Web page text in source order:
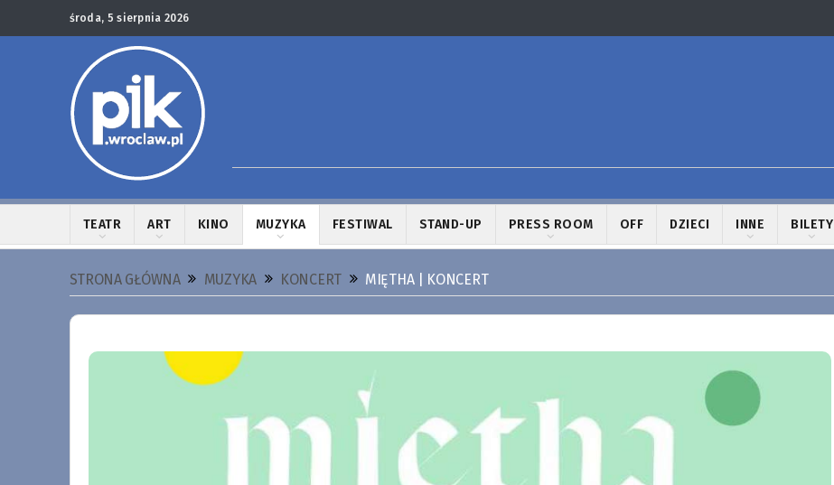
środa, 5 sierpnia 2026
TEATR ART KINO MUZYKA FESTIWAL STAND-UP PRESS ROOM OFF DZIECI INNE BILETY
STRONA GŁÓWNA MUZYKA KONCERT MIĘTHA | KONCERT